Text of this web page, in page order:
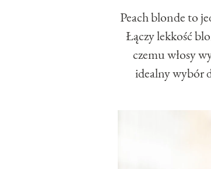
Peach blonde to
Łączy lekkość
czemu włosy
idealny wybór